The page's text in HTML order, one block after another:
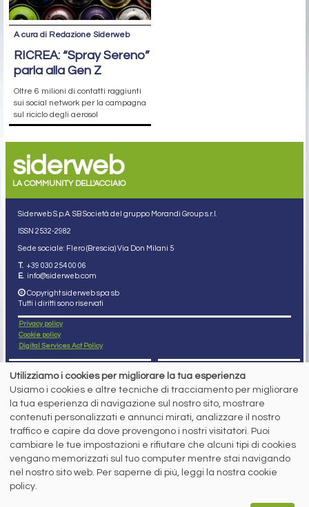
A cura di Redazione Siderweb
RICREA: “Spray Sereno”
parla alla Gen Z
Oltre 6 milioni di contatti raggiunti
sui social network per la campagna
sul riciclo degli aerosol
siderweb
LA COMMUNITY DELL'ACCIAIO
Siderweb S.p.A. SB Società del gruppo Morandi Group s.r.l.
ISSN 2532-2982
Sede sociale: Flero (Brescia) Via Don Milani 5
T. +39 030 254 00 06
E. info@siderweb.com
Copyright siderweb spa sb
Tutti i diritti sono riservati
Privacy policy
Cookie policy
Digital Services Act Policy
MENU
NEWS
PREZZI ITALIA
MERCATI
ABBONAMENTI
MADE IN STEEL
NEWSLETTER
SEGUICI SUI NOSTRI
SOCIAL NETWORK
Capitale Sociale: 190.000€ interamente versato
Utilizziamo i cookies per migliorare la tua esperienza
Usiamo i cookies e altre tecniche di tracciamento per migliorare
la tua esperienza di navigazione sul nostro sito, mostrare
contenuti personalizzati e annunci mirati, analizzare il nostro
traffico e capire da dove provengono i nostri visitatori. Puoi
cambiare le tue impostazioni e rifiutare che alcuni tipi di cookies
vengano memorizzati sul tuo computer mentre stai navigando
nel nostro sito web. Per saperne di più, leggi la nostra cookie
policy.